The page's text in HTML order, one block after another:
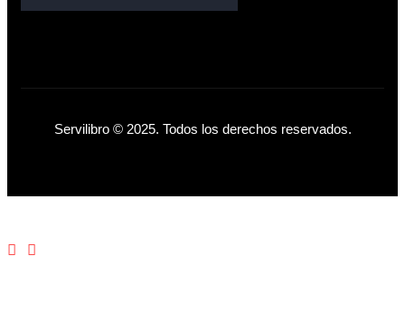
Servilibro © 2025. Todos los derechos reservados.